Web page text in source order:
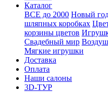
Каталог
ВСЕ до 2000 Новый
шляпных коробках
корзины цветов
Свадебный мир
Мягкие игрушки
Доставка
Оплата
Наши салоны
3D-ТУР